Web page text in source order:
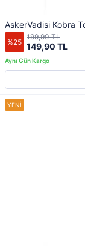
AskerVadisi Kobra
%25 149,90 TL
199,90 TL